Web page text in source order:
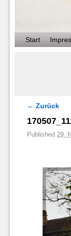
Zum Inhalt wechseln
Zum sekundären
Start
Bilder-
← Zurück
Published 29.